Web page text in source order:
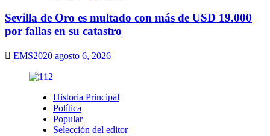
Sevilla de Oro es multado con más de USD 19.000
por fallas en su catastro
EMS2020 agosto 6, 2026
Historia Principal
Política
Popular
Selección del editor